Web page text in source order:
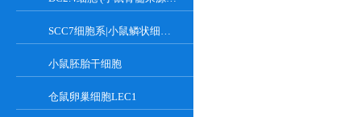
SCC7细胞系|小鼠鳞状细胞癌细胞
小鼠胚胎干细胞
仓鼠卵巢细胞LEC1